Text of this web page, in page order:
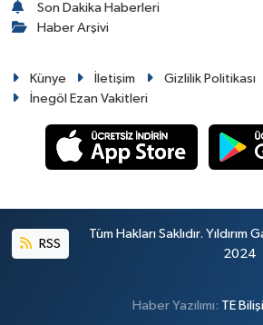
Son Dakika Haberleri
Haber Arşivi
Künye İletişim
Gizlilik Politikası
İnegöl Ezan Vakitleri
RSS
Tüm Hakları Saklıdır.
2024
Haber Yazılımı: TE